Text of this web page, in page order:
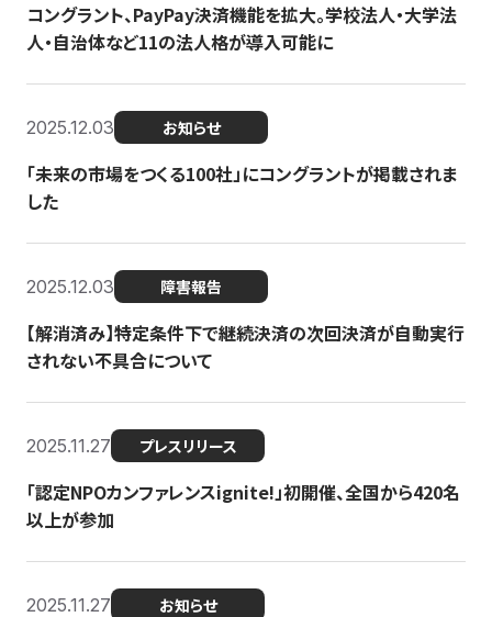
コングラント、PayPay決済機能を拡大。学校法人・大学法
人・自治体など11の法人格が導入可能に
2025.12.03 お知らせ
「未来の市場をつくる100社」にコングラントが掲載されま
した
2025.12.03 障害報告
【解消済み】特定条件下で継続決済の次回決済が自動実行
されない不具合について
2025.11.27 プレスリリース
「認定NPOカンファレンスignite!」初開催、全国から420名
以上が参加
2025.11.27 お知らせ